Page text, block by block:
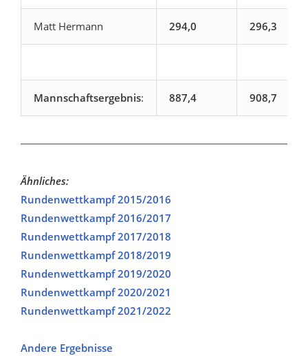
Matt Hermann 294,0 296,3
Mannschaftsergebnis: 887,4 908,7
Ähnliches:
Rundenwettkampf 2015/2016
Rundenwettkampf 2016/2017
Rundenwettkampf 2017/2018
Rundenwettkampf 2018/2019
Rundenwettkampf 2019/2020
Rundenwettkampf 2020/2021
Rundenwettkampf 2021/2022
Andere Ergebnisse